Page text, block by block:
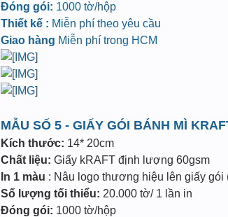
Đóng gói: 1000 tờ/hộp
Thiết kế : Miễn phí theo yêu cầu
Giao hàng Miễn phí trong HCM
MẪU SỐ 5 - GIẤY GÓI BÁNH MÌ
Kích thước: 14* 20cm
Chất liệu: Giấy kRAFT định lượng 60gsm
In 1 màu : Nâu logo thương hiệu lên giấy gói
Số lượng tối thiểu: 20.000 tờ/ 1 lần in
Đóng gói: 1000 tờ/hộp